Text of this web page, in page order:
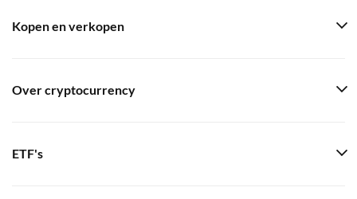
Kopen en verkopen
Over cryptocurrency
ETF's